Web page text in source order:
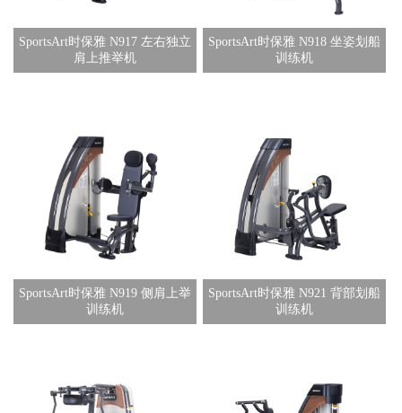
SportsArt时保雅 N917 左右独立
肩上推举机
SportsArt时保雅 N918 坐姿划船
训练机
SportsArt时保雅 N919 侧肩上举
训练机
SportsArt时保雅 N921 背部划船
训练机